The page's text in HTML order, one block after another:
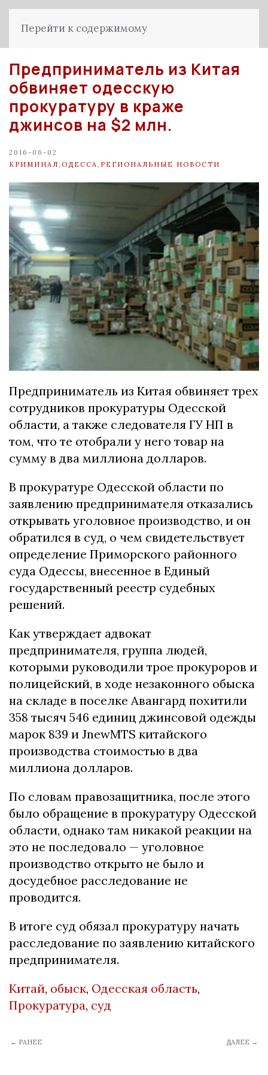
Перейти к содержимому
Предприниматель из Китая
обвиняет одесскую
прокуратуру в краже
джинсов на $2 млн.
2016-06-02
КРИМИНАЛ ОДЕССА РЕГИОНАЛЬНЫЕ НОВОСТИ
Предприниматель из Китая обвиняет трех
сотрудников прокуратуры Одесской
области, а также следователя ГУ НП в
том, что те отобрали у него товар на
сумму в два миллиона долларов.
В прокуратуре Одесской области по
заявлению предпринимателя отказались
открывать уголовное производство, и он
обратился в суд, о чем свидетельствует
определение Приморского районного
суда Одессы, внесенное в Единый
государственный реестр судебных
решений.
Как утверждает адвокат
предпринимателя, группа людей,
которыми руководили трое прокуроров и
полицейский, в ходе незаконного обыска
на складе в поселке Авангард похитили
358 тысяч 546 единиц джинсовой одежды
марок 839 и JnewMTS китайского
производства стоимостью в два
миллиона долларов.
По словам правозащитника, после этого
было обращение в прокуратуру Одесской
области, однако там никакой реакции на
это не последовало — уголовное
производство открыто не было и
досудебное расследование не
проводится.
В итоге суд обязал прокуратуру начать
расследование по заявлению китайского
предпринимателя.
Китай, обыск, Одесская область,
Прокуратура, суд
← РАНЕЕ ДАЛЕЕ →